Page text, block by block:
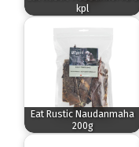
kpl
Eat Rustic Naudanmaha
200g